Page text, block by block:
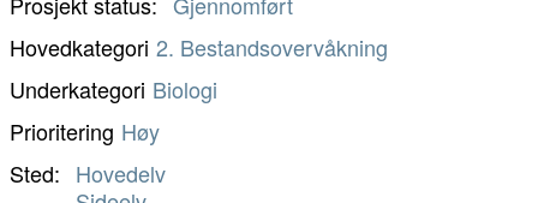
Hovedkategori 2. Bestandsovervåkning
Underkategori Biologi
Prioritering Høy
Sted
Hovedelv